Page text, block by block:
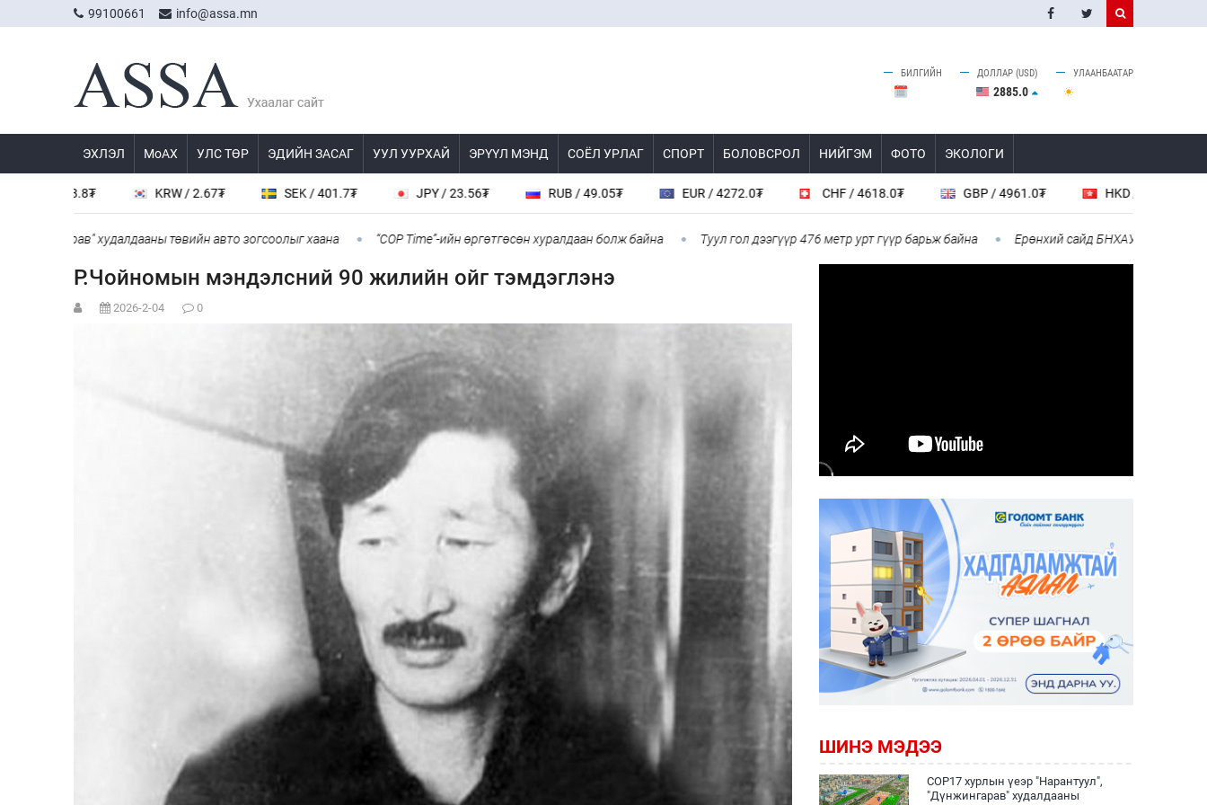
99100661 info@assa.mn
БИЛГИЙН ДОЛЛАР (USD)
2885.0
УЛААНБААТАР
ЭХЛЭЛ МоАХ УЛС ТӨР ЭДИЙН ЗАСАГ УУЛ УУРХАЙ ЭРҮҮЛ МЭНД СОЁЛ УРЛАГ СПОРТ БОЛОВСРОЛ НИЙГЭМ ФОТО ЭКОЛОГИ
KRW / 2.67₮ SEK / 401.7₮ JPY / 23.56₮ RUB / 49.05₮ EUR / 4272.0₮ CHF / 4618.0₮ GBP / 4961.0₮ HKD / 462.1₮
худалдааны төвийн авто зогсоолыг хаана “COP Time”-ийн өргөтгөсөн хуралдаан болж байна Туул гол дээгүүр 476 метр урт гүүр барьж байна Ерөнхий сайд БНХАУ-аас сар бүр 12-
Р.Чойномын мэндэлсний 90 жилийн ойг тэмдэглэнэ
2026-2-04 0
ШИНЭ МЭДЭЭ
COP17 хурлын үеэр "Нарантуул",
"Дүнжингарав" худалдааны